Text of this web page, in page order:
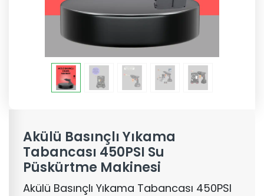
Akülü Basınçlı Yıkama
Tabancası 450PSI Su
Püskürtme Makinesi
Akülü Basınçlı Yıkama Tabancası 450PSI